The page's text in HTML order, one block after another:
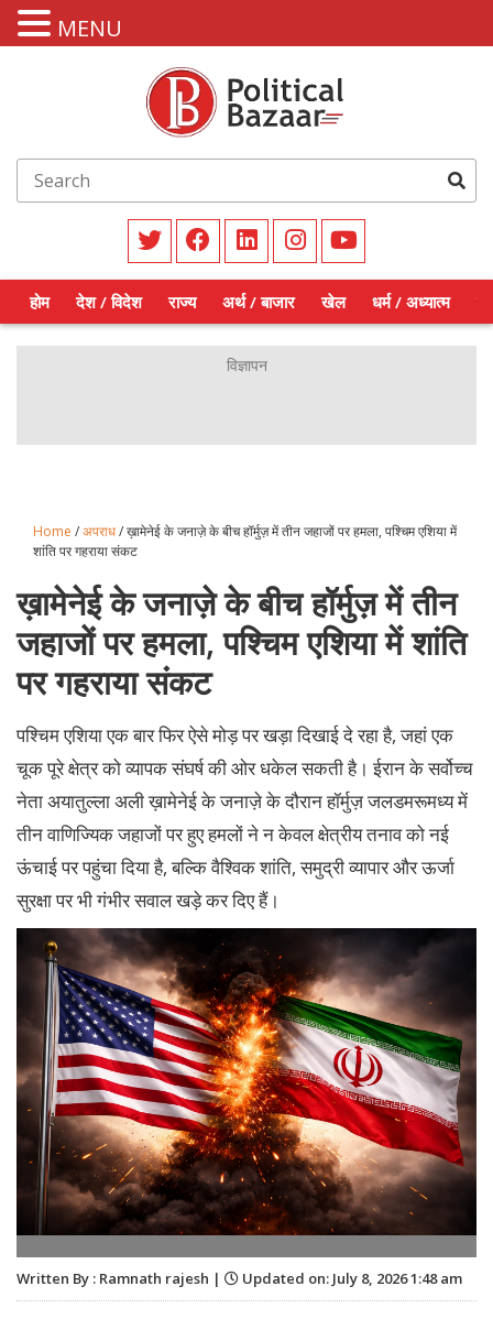
होम देश / विदेश राज्य अर्थ / बाजार खेल धर्म / अध्यात्म
Home /अपराध/ ख़ामेनेई के जनाज़े के बीच हॉर्मुज़ में तीन जहाजों पर हमला, पश्चिम एशिया में
शांति पर गहराया संकट
ख़ामेनेई के जनाज़े के बीच हॉर्मुज़ में तीन
जहाजों पर हमला, पश्चिम एशिया में शांति
पर गहराया संकट
पश्चिम एशिया एक बार फिर ऐसे मोड़ पर खड़ा दिखाई दे रहा है, जहां एक
चूक पूरे क्षेत्र को व्यापक संघर्ष की ओर धकेल सकती है। ईरान के सर्वोच्च
नेता अयातुल्ला अली ख़ामेनेई के जनाज़े के दौरान हॉर्मुज़ जलडमरूमध्य में
तीन वाणिज्यिक जहाजों पर हुए हमलों ने न केवल क्षेत्रीय तनाव को नई
ऊंचाई पर पहुंचा दिया है, बल्कि वैश्विक शांति, समुद्री व्यापार और ऊर्जा
सुरक्षा पर भी गंभीर सवाल खड़े कर दिए हैं।
Written By : Ramnath rajesh | Updated on: July 8, 2026 1:48 am
MENU